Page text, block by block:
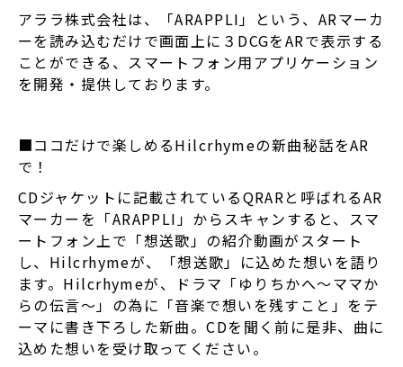
アララ株式会社は、「ARAPPLI」という、ARマーカ
ーを読み込むだけで画面上に３DCGをARで表示する
ことができる、スマートフォン用アプリケーション
を開発・提供しております。
■ココだけで楽しめるHilcrhymeの新曲秘話をAR
で！
CDジャケットに記載されているQRARと呼ばれるAR
マーカーを「ARAPPLI」からスキャンすると、スマ
ートフォン上で「想送歌」の紹介動画がスタート
し、Hilcrhymeが、「想送歌」に込めた想いを語り
ます。Hilcrhymeが、ドラマ「ゆりちかへ～ママか
らの伝言～」の為に「音楽で想いを残すこと」をテ
ーマに書き下ろした新曲。CDを聞く前に是非、曲に
込めた想いを受け取ってください。